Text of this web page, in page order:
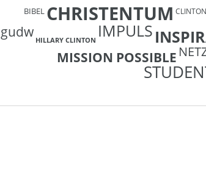
BIBEL CHRISTENTUM CLINTON
gudw HILLARY CLINTON IMPULS
MISSION POSSIBLE